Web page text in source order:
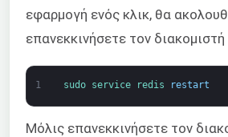
εφαρμογή ενός κλικ, θα
επανεκκινήσετε τον
1 sudo service redis restart
Μόλις επανεκκινήσετε τον